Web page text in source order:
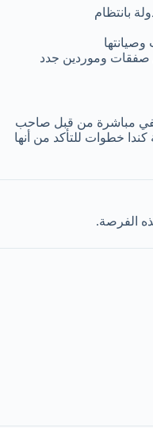
بانتظام
صفقات وموردين جدد
مباشرة من قبل صاحب
خطوات للتأكد من أنها
الفرصة.